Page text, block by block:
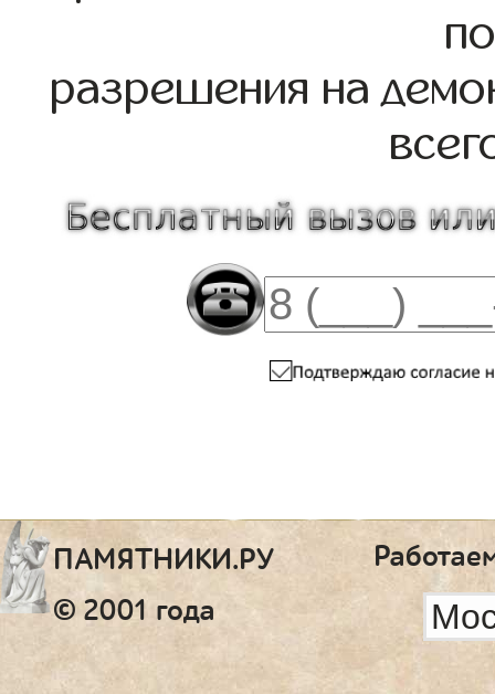
разрешения на
ПАМЯТНИКИ.РУ
© 2001 года